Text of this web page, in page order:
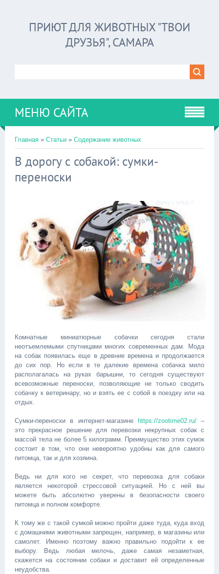
ПРИЮТ ДЛЯ ЖИВОТНЫХ "ТВОИ
ДРУЗЬЯ", САМАРА
МЕНЮ САЙТА
Главная » Статьи » Содержание животных
В дорогу с собакой: сумки-
переноски
Комнатные миниатюрные собачки сегодня стали
неотъемлемыми спутницами многих современных дам. Мода
на собак появилась еще в древние времена и продолжается
до сих пор. Но если в те далекие времена собачка мило
располагалась на руках барышни, то сегодня существуют
всевозможные переноски, позволяющие не только сводить
собачку к ветеринару, но и взять ее с собой в поездку или на
отдых.
Сумки-переноски в интернет-магазине https://zootime02.ru/–
это прекрасное решение для перевозки некрупных собак с
массой тела не более 5 килограмм. Преимущество этих сумок
состоит в том, что они невероятно удобны как для самого
питомца, так и для хозяина.
Ведь ни для кого не секрет, что перевозка для собаки
является некоторой стрессовой ситуацией. Но с ней вы
можете быть абсолютно уверены в безопасности своего
питомца и полном комфорте.
К тому же с такой сумкой можно пройти даже туда, куда вход
с домашними животными запрещен, например, в магазины или
самолет. Именно поэтому важно правильно подойти к ее
выбору. Ведь любая мелочь, даже самая незаметная,
скажется на состоянии собаки и доставит ей определенные
неудобства.